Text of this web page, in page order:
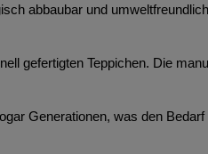
abbaubar und
gefertigten Teppichen. Die
Generationen, was den Bedarf